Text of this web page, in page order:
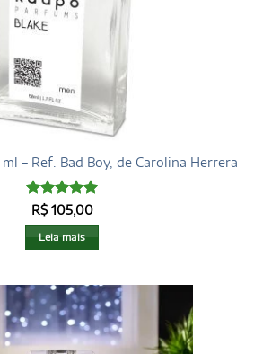
– Ref. Bad Boy, de Carolina Herrera
Avaliação5
de 5
R$105,00
Leia mais